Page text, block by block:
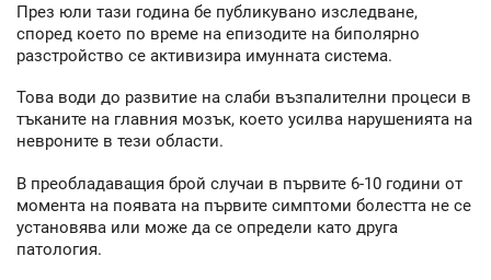
През юли тази година бе публикувано изследване,
според което по време на епизодите на биполярно
разстройство се активизира имунната система.
Това води до развитие на слаби възпалителни процеси в
тъканите на главния мозък, което усилва нарушенията на
невроните в тези области.
В преобладаващия брой случаи в първите 6-10 години от
момента на появата на първите симптоми болестта не се
установява или може да се определи като друга
патология.